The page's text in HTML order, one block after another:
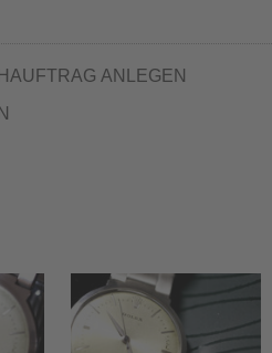
ANLEGEN